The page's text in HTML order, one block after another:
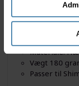
Indvendig
Indvendig
Passer til
Materiale:
Vægt 180
Passer til